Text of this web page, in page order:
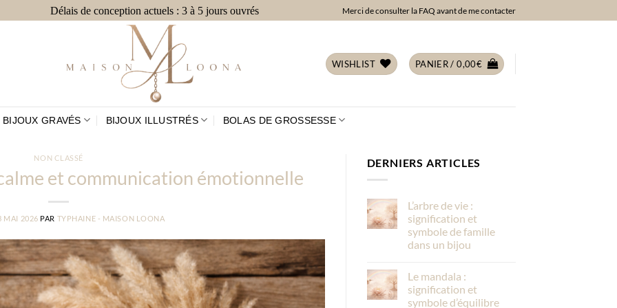
Délais de conception actuels : 3 à 5 jours ouvrés Merci de consulter la FAQ avant de me contacter
WISHLIST PANIER /0,00€
BIJOUX GRAVÉS BIJOUX ILLUSTRÉS BOLAS DE GROSSESSE
NON CLASSÉ
et communication émotionnelle
MAI 2026 PAR TYPHAINE - MAISON LOONA
DERNIERS ARTICLES
L’arbre de vie :
signification et
symbole de famille
dans un bijou
Le mandala :
signification et
symbole d’équilibre